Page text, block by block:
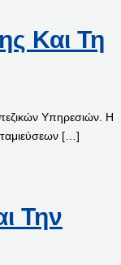
Και Τη
Υπηρεσιών. Η
[…]
Την